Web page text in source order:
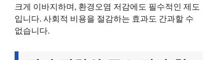
크게 이바지하며, 환경오염 저감에도 필수적인 제도
입니다. 사회적 비용을 절감하는 효과도 간과할 수
없습니다.